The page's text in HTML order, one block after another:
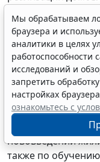
выбор одного из
способов
товарищества или
управляющую
года.
Дело теперь лишь
мероприятия по
нововведений
также по
Мы обрабатываем
браузера и
аналитики в целях
работоспособности
исследований и
запретить
настройках
ознакомьтесь с